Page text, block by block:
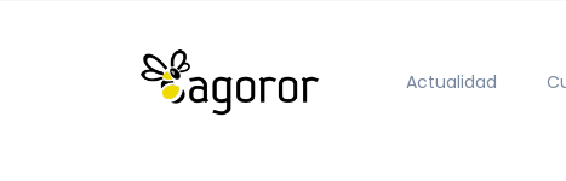
Actualidad